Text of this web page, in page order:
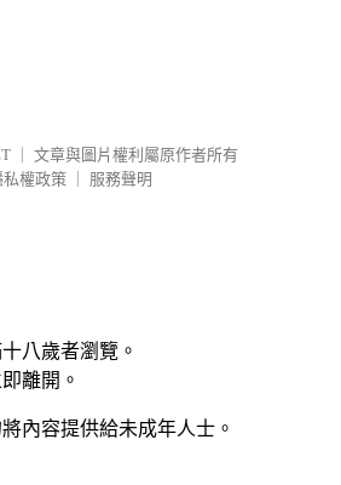
文章與圖片權利屬原作者所有
私權政策
服務聲明
八歲者瀏覽。
離開。
內容提供給未成年人士。